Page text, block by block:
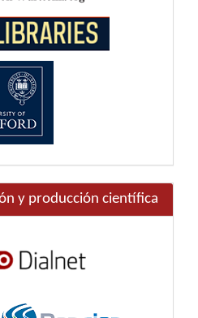
y producción científica